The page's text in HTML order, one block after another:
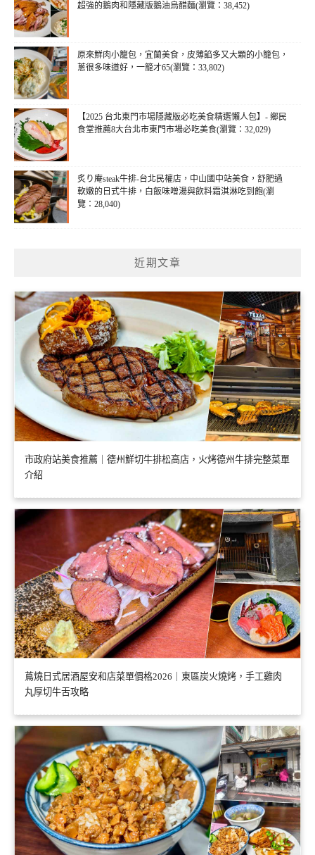
超強的鵝肉和隱藏版鵝油烏醋麵(瀏覽：38,452)
原來鮮肉小籠包，宜蘭美食，皮薄餡多又大顆的小籠包，
蔥很多味道好，一籠才65(瀏覽：33,802)
【2025 台北東門市場隱藏版必吃美食精選懶人包】- 鄉民
食堂推薦8大台北市東門市場必吃美食(瀏覽：32,029)
炙り庵steak牛排-台北民權店，中山國中站美食，舒肥過
軟嫩的日式牛排，白飯味噌湯與飲料霜淇淋吃到飽(瀏
覽：28,040)
近期文章
市政府站美食推薦｜德州鮮切牛排松高店，火烤德州牛排完整菜單
介紹
蔦燒日式居酒屋安和店菜單價格2026｜東區炭火燒烤，手工雞肉
丸厚切牛舌攻略